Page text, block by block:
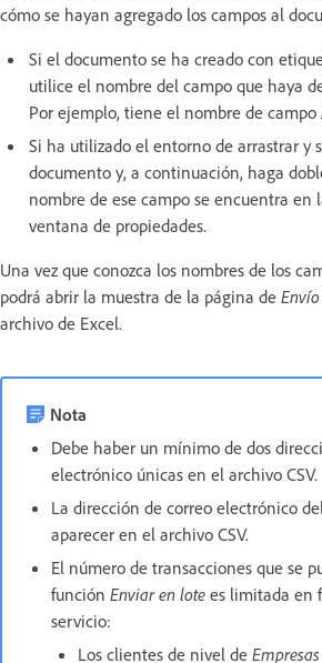
cómo se hayan agregado los campos al
Si el documento se ha creado con
utilice el nombre del campo que haya
Por ejemplo, tiene el nombre de campo
Si ha utilizado el entorno de arrastrar y
documento y, a continuación, haga
nombre de ese campo se encuentra en
ventana de propiedades.
Una vez que conozca los nombres de los
podrá abrir la muestra de la página de
archivo de Excel.
Nota
Debe haber un mínimo de dos
electrónico únicas en el archivo CSV.
La dirección de correo electrónico
aparecer en el archivo CSV.
El número de transacciones que se
función Enviar en lote es limitada en
servicio:
Los clientes de nivel de Empresas